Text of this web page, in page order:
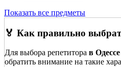
Показать все предметы
🏅 Как правильно
Для выбора репетитора в
обратить внимание на такие